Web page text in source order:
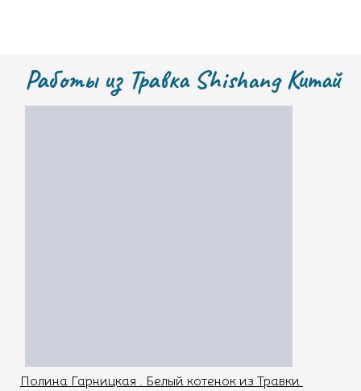
Полина Гарницкая . Белый котенок из Травки
Работы из Травка Shishang Китай